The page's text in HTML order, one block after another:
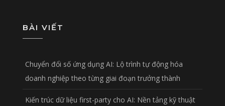
BÀI VIẾT
Chuyển đổi số ứng dụng AI: Lộ trình tự động hóa
doanh nghiệp theo từng giai đoạn trưởng thành
Kiến trúc dữ liệu first-party cho AI: Nền tảng kỹ thuật